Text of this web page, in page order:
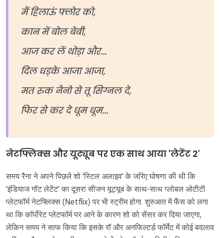
मैं हिलाऊं फ्लोर को,
कान में बोल बेबी,
आज कर लें थोड़ा और...
दिल धड़के आजा आजा,
मत रुक नैनो से तू सिग्नल दे,
फिर से कर दे धूम धूम...
नेटफ्लिक्स और यूट्यूब पर एक साथ आया 'लेटेंट 2'
समय रैना ने अपने पिछले शो 'स्टिल अलाइव' के जरिए घोषणा की थी कि
'इंडियाज गॉट लेटेंट' का दूसरा सीजन यूट्यूब के साथ-साथ ग्लोबल ओटीटी
प्लेटफॉर्म नेटफ्लिक्स (Netflix) पर भी स्ट्रीम होगा. शुरुआत में फैंस को लगा
था कि कॉर्पोरेट प्लेटफॉर्म पर आने के कारण शो को सेंसर कर दिया जाएगा,
लेकिन समय ने साफ किया कि इसके रॉ और अनफिल्टर्ड फॉर्मेट में कोई बदलाव